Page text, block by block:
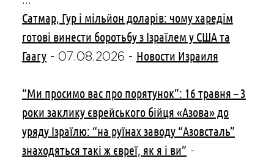
Сатмар, Гур і мільйон доларів: чому харедім
готові винести боротьбу з Ізраїлем у США та
Гаагу- 07.08.2026 - Новости Израиля
“Ми просимо вас про порятунок”: 16 травня – 3
роки заклику єврейського бійця «Азова» до
уряду Ізраїлю: “на руїнах заводу “Азовсталь”
знаходяться такі ж євреї, як я і ви” -